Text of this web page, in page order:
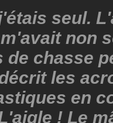
seul.
non
de chasse
les
en
! Le